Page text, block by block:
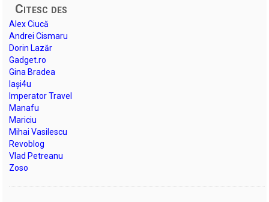
Citesc des
Alex Ciucă
Andrei Cismaru
Dorin Lazăr
Gadget.ro
Gina Bradea
Iași4u
Imperator Travel
Manafu
Mariciu
Mihai Vasilescu
Revoblog
Vlad Petreanu
Zoso